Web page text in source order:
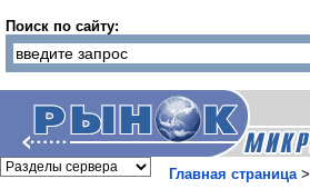
Поиск по сайту:
Главная страница>